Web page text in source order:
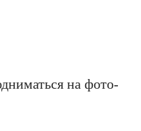
на фото-